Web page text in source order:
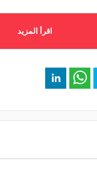
اقرأ المزيد